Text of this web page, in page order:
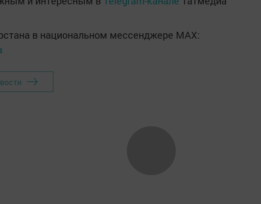
в национальном мессенджере MАХ: